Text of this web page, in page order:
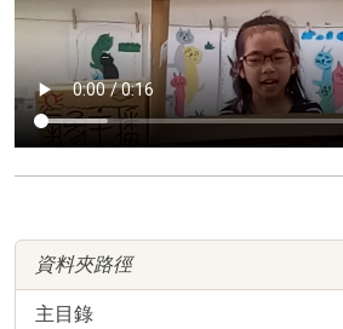
資料夾路徑
主目錄